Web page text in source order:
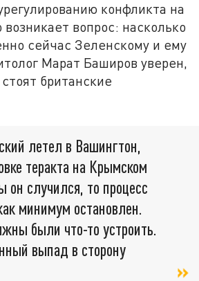
конфликта на
вопрос: насколько
сейчас Зеленскому и ему
Марат Баширов уверен,
британские
летел в Вашингтон,
теракта на Крымском
он случился, то процесс
минимум остановлен.
были что-то устроить.
выпад в сторону